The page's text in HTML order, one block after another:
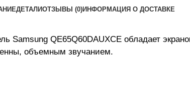
ДЕТАЛИОТЗЫВЫ (0)ИНФОРМАЦИЯ О ДОСТАВКЕ
Samsung QE65Q60DAUXCE обладает
объемным звучанием.